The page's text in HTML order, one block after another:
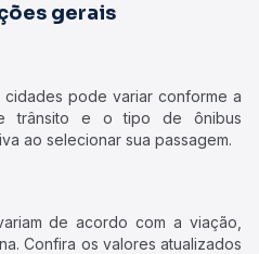
gerais
pode variar conforme a
trânsito e o tipo de ônibus
ao selecionar sua passagem.
de acordo com a viação,
Confira os valores atualizados